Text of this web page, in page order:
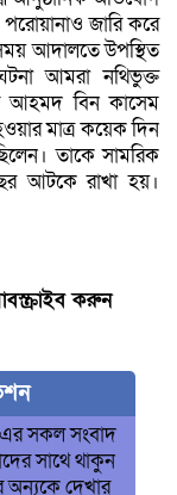
পরোয়ানাও জারি করে
আদালতে উপস্থিত
আমরা নথিভুক্ত
আহমদ বিন কাসেম
মাত্র কয়েক দিন
তাকে সামরিক
আটকে রাখা হয়।
করুন
এর সকল সংবাদ
সাথে থাকুন
দেখার